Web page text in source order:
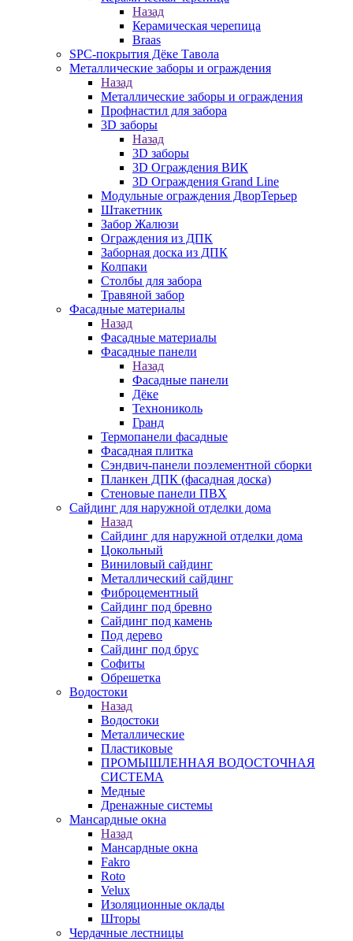
Назад
Керамическая черепица
Braas
SPC-покрытия Дёке Тавола
Металлические заборы и ограждения
Назад
Металлические заборы и ограждения
Профнастил для забора
3D заборы
Назад
3D заборы
3D Ограждения ВИК
3D Ограждения Grand Line
Модульные ограждения ДворТерьер
Штакетник
Забор Жалюзи
Ограждения из ДПК
Заборная доска из ДПК
Колпаки
Столбы для забора
Травяной забор
Фасадные материалы
Назад
Фасадные материалы
Фасадные панели
Назад
Фасадные панели
Дёке
Технониколь
Гранд
Термопанели фасадные
Фасадная плитка
Сэндвич-панели поэлементной сборки
Планкен ДПК (фасадная доска)
Стеновые панели ПВХ
Сайдинг для наружной отделки дома
Назад
Сайдинг для наружной отделки дома
Цокольный
Виниловый сайдинг
Металлический сайдинг
Фиброцементный
Сайдинг под бревно
Сайдинг под камень
Под дерево
Сайдинг под брус
Софиты
Обрешетка
Водостоки
Назад
Водостоки
Металлические
Пластиковые
ПРОМЫШЛЕННАЯ ВОДОСТОЧНАЯ
СИСТЕМА
Медные
Дренажные системы
Мансардные окна
Назад
Мансардные окна
Fakro
Roto
Velux
Изоляционные оклады
Шторы
Чердачные лестницы